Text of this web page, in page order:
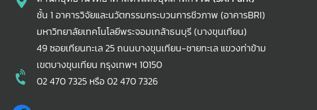
ชั้น 1 อาคารวิจัยและนวัตกรรมกระบวนการชีวภาพ (อาคารBRI)
มหาวิทยาลัยเทคโนโลยีพระจอมเกล้าธนบุรี (บางขุนเทียน)
49 ซอยเทียนทะเล 25 ถนนบางขุนเทียน-ชายทะเล แขวงท่าข้าม
เขตบางขุนเทียน กรุงเทพฯ 10150
02 470 7325 หรือ 02 470 7326